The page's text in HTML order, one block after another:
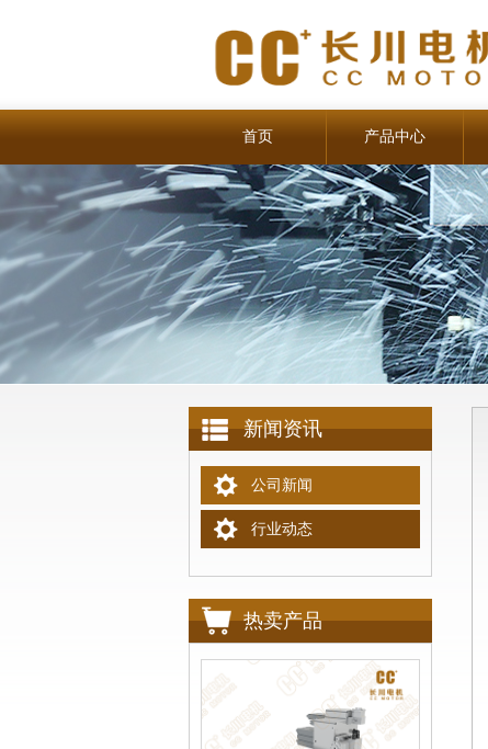
首页 产品中心
新闻资讯
公司新闻
行业动态
热卖产品